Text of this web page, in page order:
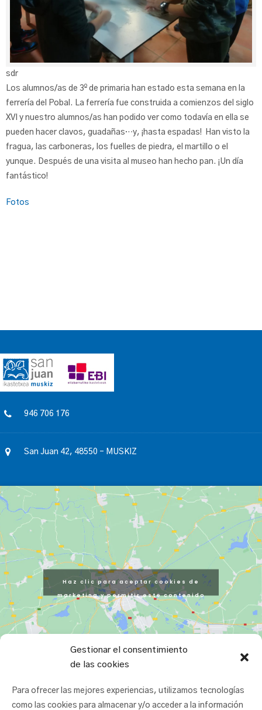
Gestionar el consentimiento
de las cookies
Para ofrecer las mejores experiencias, utilizamos tecnologías
como las cookies para almacenar y/o acceder a la información
sdr
Los alumnos/as de 3º de primaria han estado esta semana en la
ferrería del Pobal. La ferrería fue construida a comienzos del siglo
XVI y nuestro alumnos/as han podido ver como todavía en ella se
pueden hacer clavos, guadañas…y, ¡hasta espadas! Han visto la
fragua, las carboneras, los fuelles de piedra, el martillo o el
yunque. Después de una visita al museo han hecho pan. ¡Un día
fantástico!
Fotos
946 706 176
San Juan 42, 48550 – MUSKIZ
Haz clic para aceptar cookies de
marketing y permitir este contenido